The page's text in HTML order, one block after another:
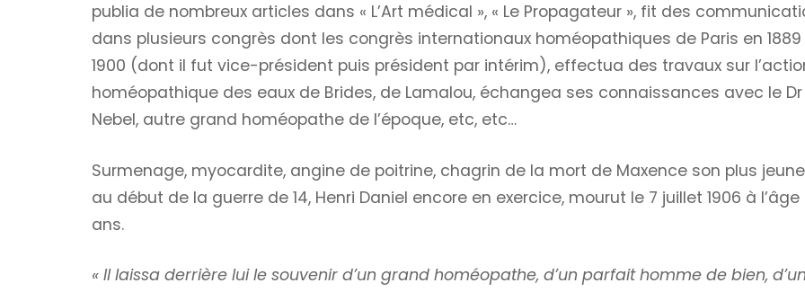
publia de nombreux articles dans « L’Art médical », « Le Propagateur », fit des
dans plusieurs congrès dont les congrès internationaux homéopathiques de Paris en
1900 (dont il fut vice-président puis président par intérim), effectua des travaux sur
homéopathique des eaux de Brides, de Lamalou, échangea ses connaissances avec le Dr
Nebel, autre grand homéopathe de l’époque, etc, etc…
Surmenage, myocardite, angine de poitrine, chagrin de la mort de Maxence son plus
au début de la guerre de 14, Henri Daniel encore en exercice, mourut le 7 juillet 1906 à
ans.
« Il laissa derrière lui le souvenir d’un grand homéopathe, d’un parfait homme de bien,